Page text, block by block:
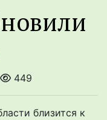
449
близится к